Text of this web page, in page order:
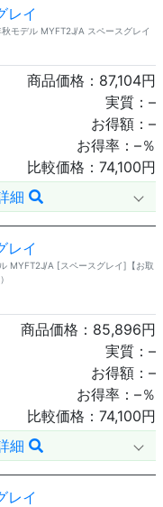
レイ
モデル MYFT2J/A スペースグレイ
商品価格： 87,104円
実質： –
お得額： –
お得率： –％
比較価格： 74,100円
細
レイ
MYFT2J/A [スペースグレイ]【お取
商品価格： 85,896円
実質： –
お得額： –
お得率： –％
比較価格： 74,100円
細
レイ